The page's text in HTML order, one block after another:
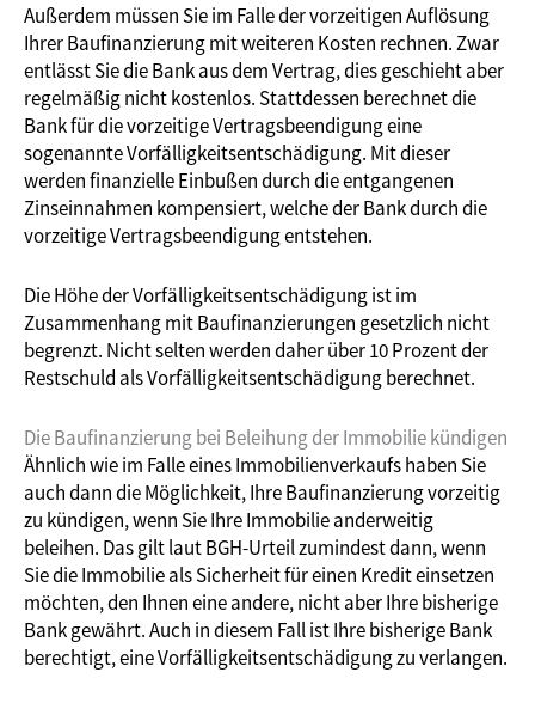
Außerdem müssen Sie im Falle der vorzeitigen Auflösung
Ihrer Baufinanzierung mit weiteren Kosten rechnen. Zwar
entlässt Sie die Bank aus dem Vertrag, dies geschieht aber
regelmäßig nicht kostenlos. Stattdessen berechnet die
Bank für die vorzeitige Vertragsbeendigung eine
sogenannte Vorfälligkeitsentschädigung. Mit dieser
werden finanzielle Einbußen durch die entgangenen
Zinseinnahmen kompensiert, welche der Bank durch die
vorzeitige Vertragsbeendigung entstehen.
Die Höhe der Vorfälligkeitsentschädigung ist im
Zusammenhang mit Baufinanzierungen gesetzlich nicht
begrenzt. Nicht selten werden daher über 10 Prozent der
Restschuld als Vorfälligkeitsentschädigung berechnet.
Die Baufinanzierung bei Beleihung der Immobilie kündigen
Ähnlich wie im Falle eines Immobilienverkaufs haben Sie
auch dann die Möglichkeit, Ihre Baufinanzierung vorzeitig
zu kündigen, wenn Sie Ihre Immobilie anderweitig
beleihen. Das gilt laut BGH-Urteil zumindest dann, wenn
Sie die Immobilie als Sicherheit für einen Kredit einsetzen
möchten, den Ihnen eine andere, nicht aber Ihre bisherige
Bank gewährt. Auch in diesem Fall ist Ihre bisherige Bank
berechtigt, eine Vorfälligkeitsentschädigung zu verlangen.